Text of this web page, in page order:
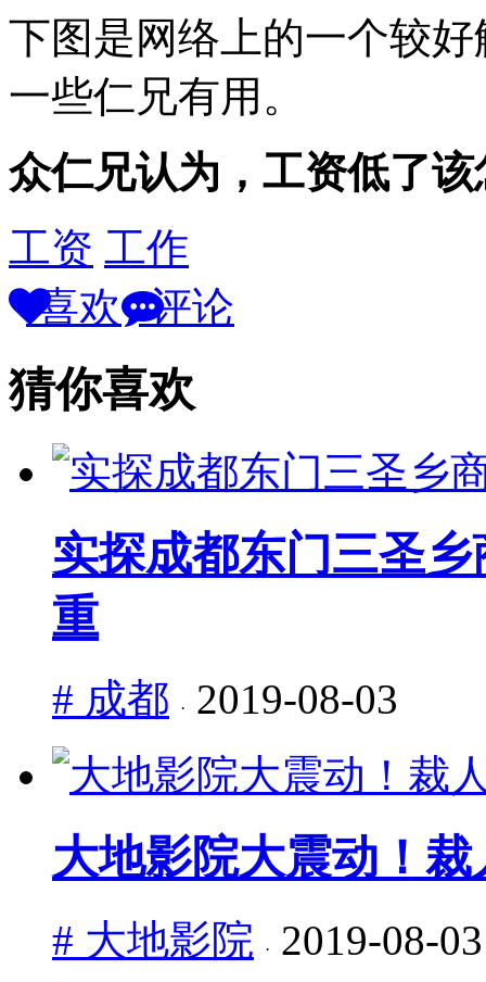
下图是网络上的一个较
一些仁兄有用。
众仁兄认为，工资低了
工资 工作
喜欢 评论
猜你喜欢
实探成都东门三圣
重
# 成都 · 2019-08-03
大地影院大震动！
# 大地影院 · 2019-08-03